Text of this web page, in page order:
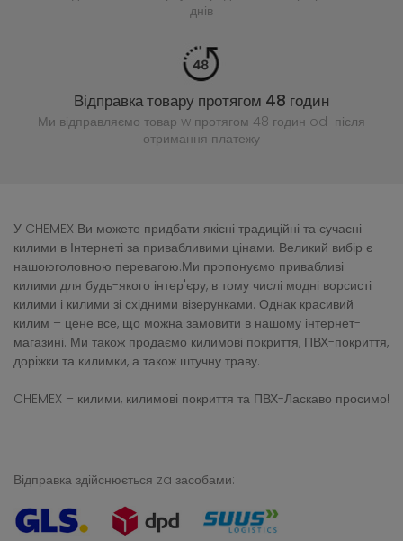
днів
Відправка товару протягом 48 годин
Ми відправляємо товар w протягом 48 годин od після
отримання платежу
У CHEMEX Ви можете придбати якісні традиційні та сучасні
килими в Інтернеті за привабливими цінами. Великий вибір є
нашоюголовною перевагою.Ми пропонуємо привабливі
килими для будь-якого інтер'єру, в тому числі модні ворсисті
килими і килими зі східними візерунками. Однак красивий
килим – цене все, що можна замовити в нашому інтернет-
магазині. Ми також продаємо килимові покриття, ПВХ-покриття,
доріжки та килимки, а також штучну траву.
CHEMEX – килими, килимові покриття та ПВХ-Ласкаво просимо!
Відправка здійснюється za засобами: